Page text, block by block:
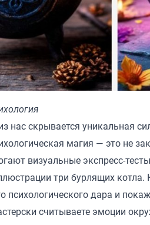
нас скрывается уникальная
магия — это не
визуальные экспресс-
три бурлящих
психологического дара и
считываете эмоции